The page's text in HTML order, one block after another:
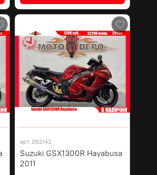
арт. 052142
Suzuki GSX1300R Hayabusa
2011